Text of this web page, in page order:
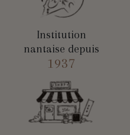
Institution
nantaise depuis
1937